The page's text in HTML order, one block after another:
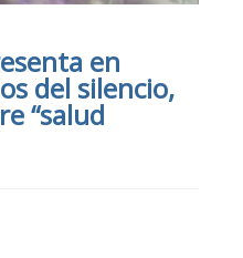
en
del silencio,
“salud